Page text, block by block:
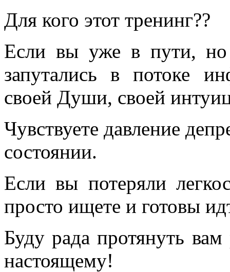
Для кого этот тренинг??
Если вы уже в пути, но
запутались в потоке
своей Души, своей
Чувствуете давление
состоянии.
Если вы потеряли
просто ищете и готовы
Буду рада протянуть
настоящему!